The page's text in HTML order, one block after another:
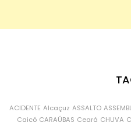
ACIDENTE Alcaçuz ASSALTO
Caicó CARAÚBAS Ceará CHUVA